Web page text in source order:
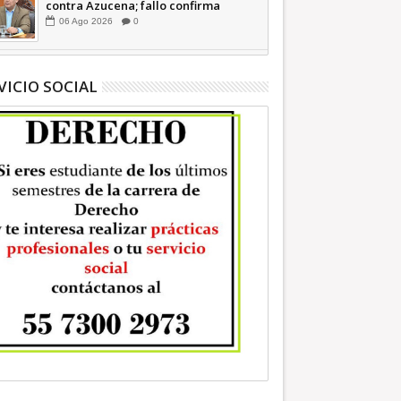
contra Azucena; fallo confirma
guerra sucia: Octavio Martínez
06 Ago 2026 0
SOCIAL